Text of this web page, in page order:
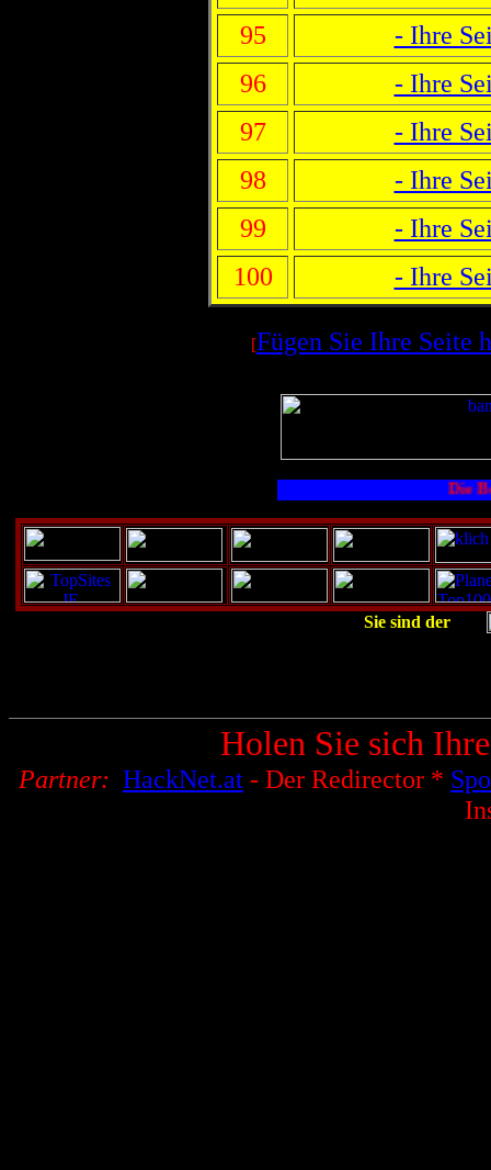
95
- Ihre
96
- Ihre
97
- Ihre
98
- Ihre
99
- Ihre
100
- Ihre
[Fügen Sie Ihre Seite
Die
Sie sind der
Holen Sie sich
Partner: HackNet.at - Der Redirector *